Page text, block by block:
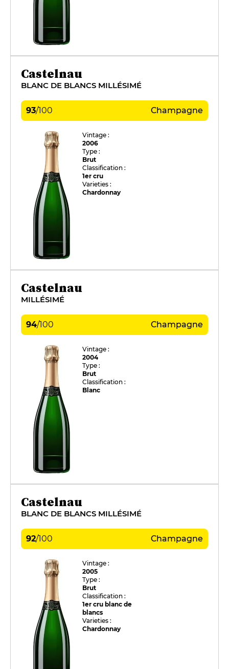
Castelnau
BLANC DE BLANCS MILLÉSIMÉ
93/100 Champagne
Vintage :
2006
Type :
Brut
Classification :
1er cru
Varieties :
Chardonnay
Castelnau
MILLÉSIMÉ
94/100 Champagne
Vintage :
2004
Type :
Brut
Classification :
Blanc
Castelnau
BLANC DE BLANCS MILLÉSIMÉ
92/100 Champagne
Vintage :
2005
Type :
Brut
Classification :
1er cru blanc de
blancs
Varieties :
Chardonnay